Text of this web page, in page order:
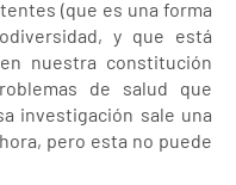
(que es una forma
y que está
nuestra constitución
de salud que
investigación sale una
pero esta no puede